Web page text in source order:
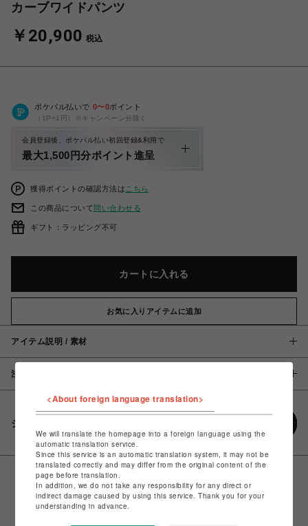
カーブワイドパンツ
￥20,900 税込
ポケパル払いで 0〜0ポイント
（1P=1円）※キャンペーン分除く
会員登録後、ポケパル払い初回登録&利用で
最大1,500円分ポイント進呈
獲得ポイントの確認方法は こちら
この商品について問い合わせる
ギフト：ラッピング不可
カートに入れる
お気に入りアイテムに追加
アイテム説明 / 素材
注意事項
シェアする
<About foreign language translation>
We will translate the homepage into a foreign language using the
automatic translation service.
Since this service is an automatic translation system, it may not be
translated correctly and may differ from the original content of the
page before translation.
In addition, we do not take any responsibility for any direct or
indirect damage caused by using this service. Thank you for your
understanding in advance.